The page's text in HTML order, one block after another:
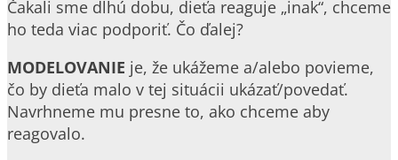
Čakali sme dlhú dobu, dieťa reaguje „inak“, chceme
ho teda viac podporiť. Čo ďalej?
MODELOVANIE je, že ukážeme a/alebo povieme,
čo by dieťa malo v tej situácii ukázať/povedať.
Navrhneme mu presne to, ako chceme aby
reagovalo.